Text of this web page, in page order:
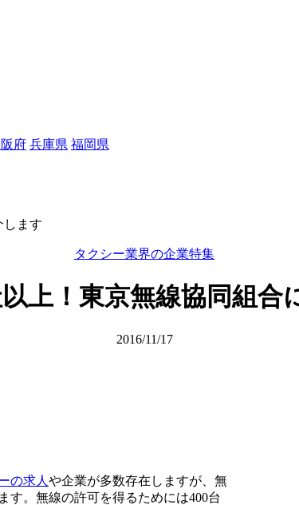
府 兵庫県 福岡県
します
タクシー業界の企業特集
上！東京無線協同組合
2016/11/17
の求人 や企業が多数存在しますが、無
す。無線の許可を得るためには400台